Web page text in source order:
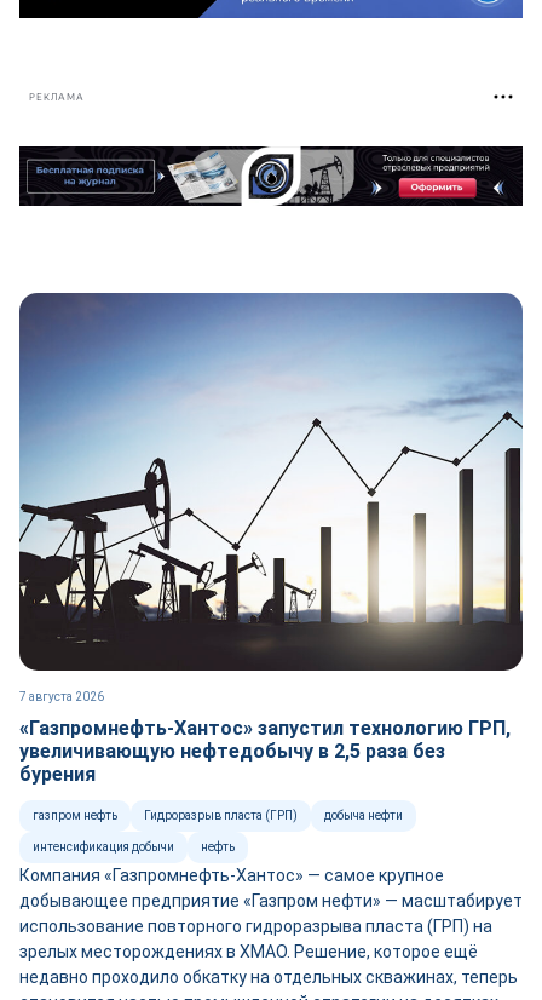
РЕКЛАМА
7 августа 2026
«Газпромнефть-Хантос» запустил технологию ГРП,
увеличивающую нефтедобычу в 2,5 раза без
бурения
газпром нефть Гидроразрыв пласта (ГРП) добыча нефти
интенсификация добычи нефть
Компания «Газпромнефть-Хантос» — самое крупное
добывающее предприятие «Газпром нефти» — масштабирует
использование повторного гидроразрыва пласта (ГРП) на
зрелых месторождениях в ХМАО. Решение, которое ещё
недавно проходило обкатку на отдельных скважинах, теперь